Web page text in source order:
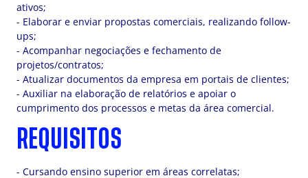
ativos;
- Elaborar e enviar propostas comerciais, realizando follow-
ups;
- Acompanhar negociações e fechamento de
projetos/contratos;
- Atualizar documentos da empresa em portais de clientes;
- Auxiliar na elaboração de relatórios e apoiar o
cumprimento dos processos e metas da área comercial.
REQUISITOS
- Cursando ensino superior em áreas correlatas;